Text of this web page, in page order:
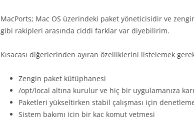
MacPorts; Mac OS üzerindeki paket yöneticisidir ve
gibi rakipleri arasında ciddi farklar var diyebilirim.
Kısacası diğerlerinden ayıran özelliklerini listelemek
Zengin paket kütüphanesi
/opt/local altına kurulur ve hiç bir uygulamanıza
Paketleri yükseltirken stabil çalışması için
Sistem bakımı için bir kaç komut yetmesi